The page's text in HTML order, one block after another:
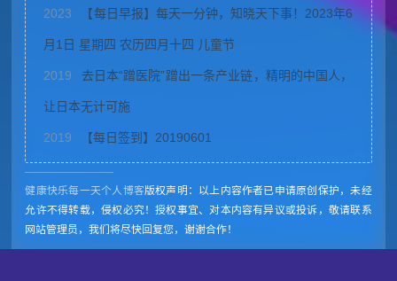
2023 【每日早报】每天一分钟，知晓天下事！2023年6
月1日 星期四 农历四月十四 儿童节
2019 去日本“蹭医院”蹭出一条产业链，精明的中国人，
让日本无计可施
2019 【每日签到】20190601
健康快乐每一天个人博客版权声明：以上内容作者已申请原创保护，未经
允许不得转载，侵权必究！授权事宜、对本内容有异议或投诉，敬请联系
网站管理员，我们将尽快回复您，谢谢合作！